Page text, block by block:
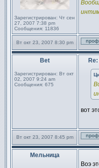
Зарегистрирован: Чт сен
27, 2007 7:38 pm
Сообщения: 11836
Вт окт 23, 2007 8:30 pm
Bet
Зарегистрирован: Вт окт
02, 2007 9:24 am
Сообщения: 675
вот
Вт окт 23, 2007 8:45 pm
Мельница
Воэ